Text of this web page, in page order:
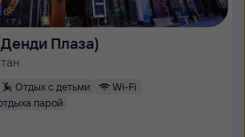
Плаза)
Отдых с детьми
Wi-Fi
парой